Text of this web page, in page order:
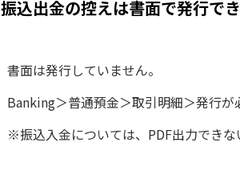
振込出金の控えは書面で発行で
書面は発行していません。
Banking＞普通預金＞取引明細＞発行が
※振込入金については、PDF出力できな